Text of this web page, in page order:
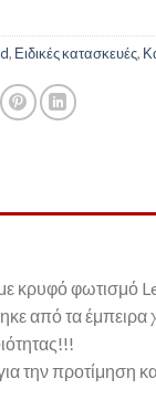
, Ειδικές κατασκευές,
κρυφό φωτισμό
από τα έμπειρα
την προτίμηση